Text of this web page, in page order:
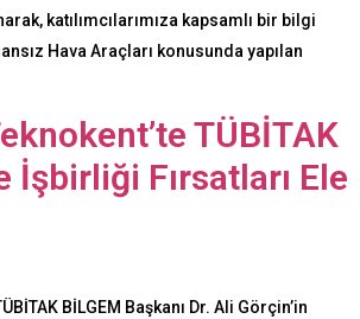
katılımcılarımıza kapsamlı bir bilgi
Hava Araçları konusunda yapılan
TÜBİTAK
İşbirliği Fırsatları Ele
BİLGEM Başkanı Dr. Ali Görçin’in